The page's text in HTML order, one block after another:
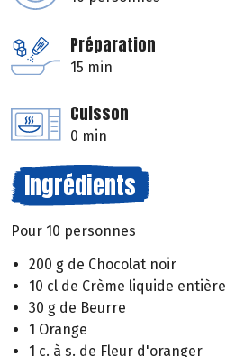
Préparation
15 min
Cuisson
0 min
Ingrédients
Pour 10 personnes
200 g de Chocolat noir
10 cl de Crème liquide entière
30 g de Beurre
1 Orange
1 c. à s. de Fleur d'oranger